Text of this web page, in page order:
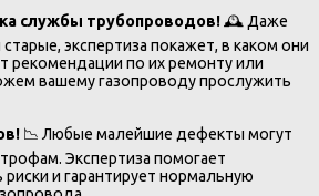
службы трубопроводов!🕰️ Даже
экспертиза покажет, в каком они
рекомендации по их ремонту или
вашему газопроводу прослужить
📉 Любые малейшие дефекты могут
Экспертиза помогает
и гарантирует нормальную